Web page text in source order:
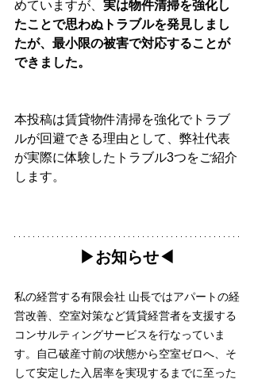
めていますが、 実は物件清掃を強化し
たことで思わぬトラブルを発見しまし
たが、最小限の被害で対応することが
できました。
本投稿は賃貸物件清掃を強化でトラブ
ルが回避できる理由として、弊社代表
が実際に体験したトラブル3つをご紹介
します。
▶︎お知らせ◀︎
私の経営する有限会社 山長ではアパートの経
営改善、空室対策など賃貸経営者を支援する
コンサルティングサービスを行なっていま
す。自己破産寸前の状態から空室ゼロへ、そ
して安定した入居率を実現するまでに至った